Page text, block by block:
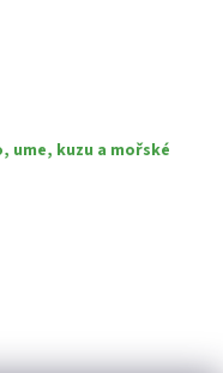
ume, kuzu a mořské